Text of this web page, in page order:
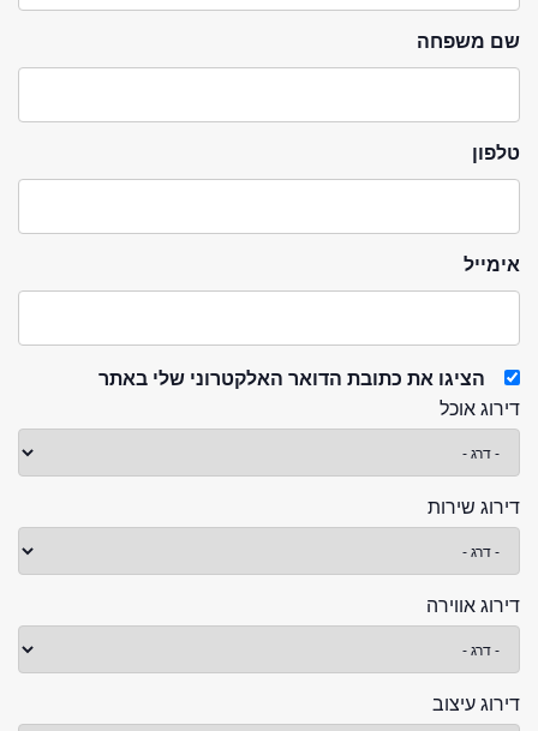
שם משפחה
טלפון
אימייל
הציגו את כתובת הדואר האלקטרוני שלי באתר
דירוג אוכל
דירוג שירות
דירוג אווירה
דירוג עיצוב